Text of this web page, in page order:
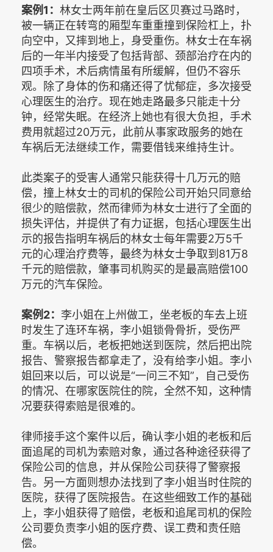
案例1： 林女士两年前在皇后区贝赛过马路时，
被一辆正在转弯的厢型车重重撞到保险杠上，扑
向空中，又摔到地上，身受重伤。林女士在车祸
后的一年半内接受了包括背部、颈部治疗在内的
四项手术，术后病情虽有所缓解，但仍不容乐
观。除了身体的伤和痛还得了忧郁症，多次接受
心理医生的治疗。现在她走路最多只能走十分
钟，经常失眠。在经济上她也有很大负担，手术
费用就超过20万元，此前从事家政服务的她在
车祸后无法继续工作，需要借钱来维持生计。
此类案子的受害人通常只能获得十几万元的赔
偿，撞上林女士的司机的保险公司开始只同意给
很少的赔偿款，然而律师为林女士进行了全面的
损失评估，并提供了有力证据，包括心理医生出
示的报告指明车祸后的林女士每年需要2万5千
元的心理治疗费等，最终为林女士争取到81万8
千元的赔偿款，肇事司机购买的是最高赔偿100
万元的汽车保险。
案例2： 李小姐在上州做工，坐老板的车去上班
时发生了连环车祸，李小姐锁骨骨折，受伤严
重。车祸以后，老板把她送到医院，然后把出院
报告、警察报告都拿走了，没有给李小姐。李小
姐回来以后，可以说是“一问三不知”，自己受伤
的情况、在哪家医院住的院，全然不知，这种情
况要获得索赔是很难的。
律师接手这个案件以后，确认李小姐的老板和后
面追尾的司机为索赔对象，通过各种途径获得了
保险公司的信息，并从保险公司获得了警察报
告。另一方面则想办法找到了李小姐当时住院的
医院，获得了医院报告。在这些细致工作的基础
上，李小姐获得了赔偿，老板和追尾司机的保险
公司要负责李小姐的医疗费、误工费和责任赔
偿。